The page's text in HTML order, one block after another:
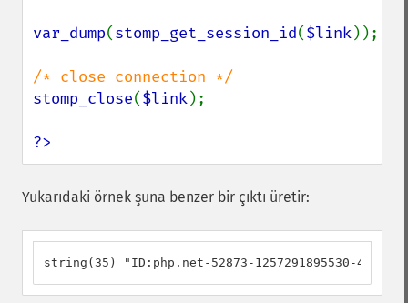
var_dump(stomp_get_session_id($link));
stomp_close($link);
?>
Yukarıdaki örnek şuna benzer bir çıktı üretir:
string(35) "ID:php.net-52873-1257291895530-4:14"